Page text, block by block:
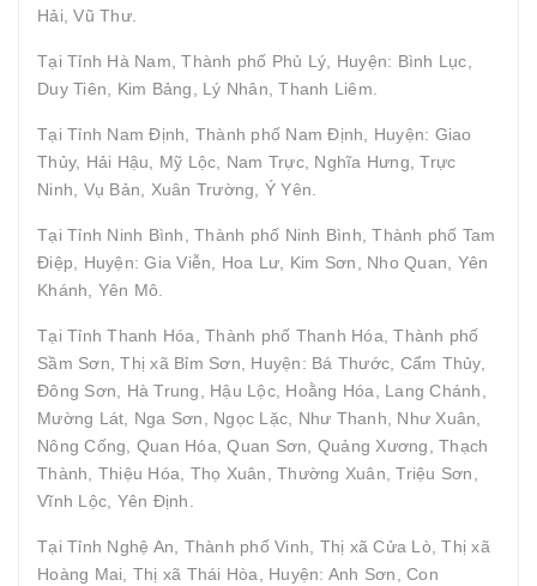
Hải, Vũ Thư.
Tại Tỉnh Hà Nam, Thành phố Phủ Lý, Huyện: Bình Lục,
Duy Tiên, Kim Bảng, Lý Nhân, Thanh Liêm.
Tại Tỉnh Nam Định, Thành phố Nam Định, Huyện: Giao
Thủy, Hải Hậu, Mỹ Lộc, Nam Trực, Nghĩa Hưng, Trực
Ninh, Vụ Bản, Xuân Trường, Ý Yên.
Tại Tỉnh Ninh Bình, Thành phố Ninh Bình, Thành phố Tam
Điệp, Huyện: Gia Viễn, Hoa Lư, Kim Sơn, Nho Quan, Yên
Khánh, Yên Mô.
Tại Tỉnh Thanh Hóa, Thành phố Thanh Hóa, Thành phố
Sầm Sơn, Thị xã Bỉm Sơn, Huyện: Bá Thước, Cẩm Thủy,
Đông Sơn, Hà Trung, Hậu Lộc, Hoằng Hóa, Lang Chánh,
Mường Lát, Nga Sơn, Ngọc Lặc, Như Thanh, Như Xuân,
Nông Cống, Quan Hóa, Quan Sơn, Quảng Xương, Thạch
Thành, Thiệu Hóa, Thọ Xuân, Thường Xuân, Triệu Sơn,
Vĩnh Lộc, Yên Định.
Tại Tỉnh Nghệ An, Thành phố Vinh, Thị xã Cửa Lò, Thị xã
Hoàng Mai, Thị xã Thái Hòa, Huyện: Anh Sơn, Con